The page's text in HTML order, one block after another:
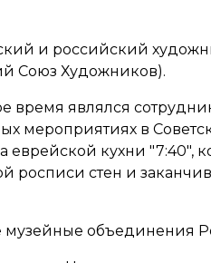
и российский
Союз Художников).
являлся
мероприятиях в
кухни "7:40",
росписи стен и
объединения